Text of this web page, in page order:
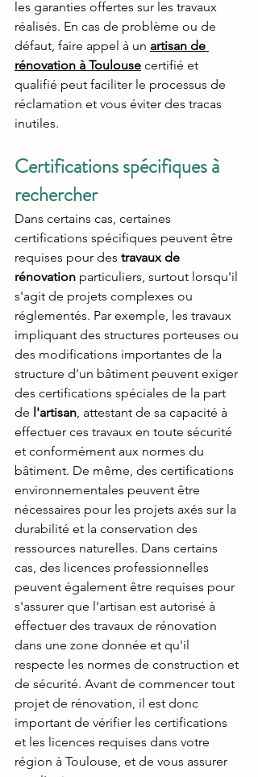
les garanties offertes sur les travaux
réalisés. En cas de problème ou de
défaut, faire appel à un artisan de
rénovation à Toulouse certifié et
qualifié peut faciliter le processus de
réclamation et vous éviter des tracas
inutiles.
Certifications spécifiques à
rechercher
Dans certains cas, certaines
certifications spécifiques peuvent être
requises pour des travaux de
rénovation particuliers, surtout lorsqu'il
s'agit de projets complexes ou
réglementés. Par exemple, les travaux
impliquant des structures porteuses ou
des modifications importantes de la
structure d'un bâtiment peuvent exiger
des certifications spéciales de la part
de l'artisan , attestant de sa capacité à
effectuer ces travaux en toute sécurité
et conformément aux normes du
bâtiment. De même, des certifications
environnementales peuvent être
nécessaires pour les projets axés sur la
durabilité et la conservation des
ressources naturelles. Dans certains
cas, des licences professionnelles
peuvent également être requises pour
s'assurer que l'artisan est autorisé à
effectuer des travaux de rénovation
dans une zone donnée et qu'il
respecte les normes de construction et
de sécurité. Avant de commencer tout
projet de rénovation, il est donc
important de vérifier les certifications
et les licences requises dans votre
région à Toulouse, et de vous assurer